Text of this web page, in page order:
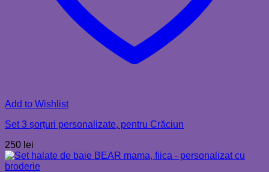
Add to Wishlist
Set 3 șorțuri personalizate, pentru Crăciun
250 lei